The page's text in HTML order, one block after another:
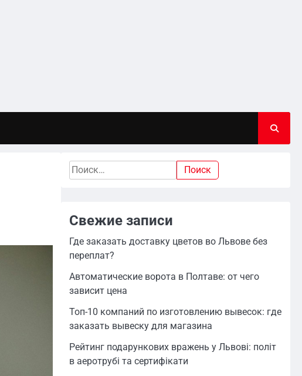
Найти:
Свежие записи
Где заказать доставку цветов во Львове без
переплат?
Автоматические ворота в Полтаве: от чего
зависит цена
Топ-10 компаний по изготовлению вывесок: где
заказать вывеску для магазина
Рейтинг подарункових вражень у Львові: політ
в аеротрубі та сертифікати